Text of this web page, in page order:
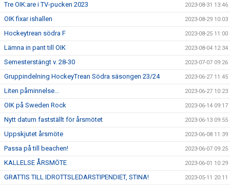
Tre OIK:are i TV-pucken 2023 2023-08-31 13:46
OIK fixar ishallen 2023-08-29 10:03
Hockeytrean södra F 2023-08-25 11:00
Lämna in pant till OIK 2023-08-04 12:34
Semesterstängt v. 28-30 2023-07-07 09:26
Gruppindelning HockeyTrean Södra säsongen 23/24 2023-06-27 11:45
Liten påminnelse... 2023-06-27 10:23
OIK på Sweden Rock 2023-06-14 09:17
Nytt datum fastställt för årsmötet 2023-06-13 09:55
Uppskjutet årsmöte 2023-06-08 11:39
Passa på till beachen! 2023-06-07 09:25
KALLELSE ÅRSMÖTE 2023-06-01 10:29
GRATTIS TILL IDROTTSLEDARSTIPENDIET, STINA! 2023-05-11 20:11